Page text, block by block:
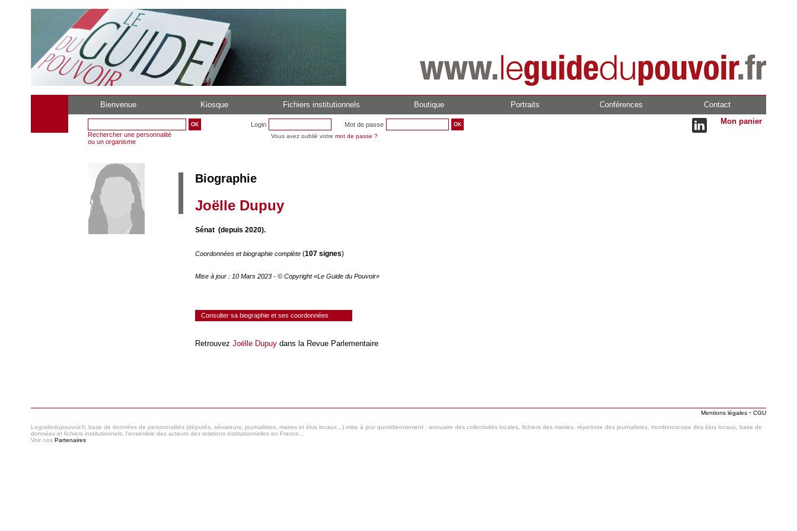
Bienvenue Kiosque Fichiers institutionnels Boutique Portraits Conférences Contact
Rechercher une personnalité
ou un organisme
Login Mot de passe
Vous avez oublié votre mot de passe ?
Mon panier
Biographie
Joëlle Dupuy
Sénat (depuis 2020).
Coordonnées et biographie complète (107 signes)
Mise à jour : 10 Mars 2023 - © Copyright «Le Guide du Pouvoir»
Consulter sa biographie et ses coordonnées
Retrouvez Joëlle Dupuy dans la Revue Parlementaire
Mentions légales - CGU
Leguidedupouvoir.fr, base de données de personnalités (députés, sénateurs, journalistes, maires et élus locaux...) mise à jour quotidiennement : annuaire des collectivités locales, fichiers des mairies, répertoire des journalistes, trombinoscope des élus locaux, base de
données et fichiers institutionnels, l'ensemble des acteurs des relations institutionnelles en France...
Voir nos Partenaires